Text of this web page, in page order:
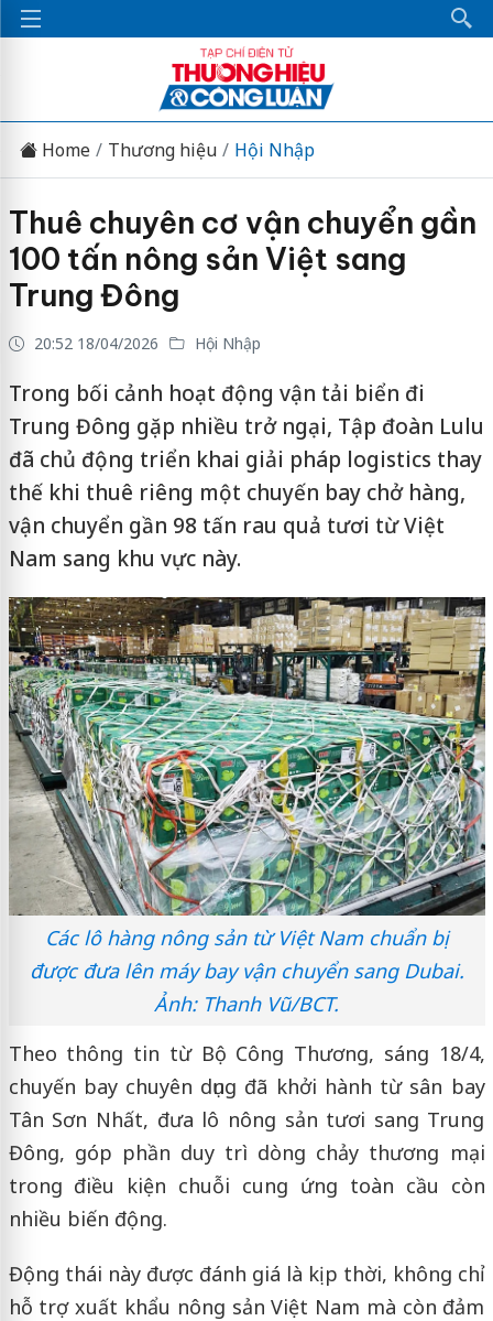
Home Thương hiệu Hội Nhập
Thuê chuyên cơ vận chuyển gần
100 tấn nông sản Việt sang
Trung Đông
20:52 18/04/2026 Hội Nhập
Trong bối cảnh hoạt động vận tải biển đi
Trung Đông gặp nhiều trở ngại, Tập đoàn Lulu
đã chủ động triển khai giải pháp logistics thay
thế khi thuê riêng một chuyến bay chở hàng,
vận chuyển gần 98 tấn rau quả tươi từ Việt
Nam sang khu vực này.
Các lô hàng nông sản từ Việt Nam chuẩn bị
được đưa lên máy bay vận chuyển sang Dubai.
Ảnh: Thanh Vũ/BCT.
Theo thông tin từ Bộ Công Thương, sáng 18/4,
chuyến bay chuyên dụng đã khởi hành từ sân bay
Tân Sơn Nhất, đưa lô nông sản tươi sang Trung
Đông, góp phần duy trì dòng chảy thương mại
trong điều kiện chuỗi cung ứng toàn cầu còn
nhiều biến động.
Động thái này được đánh giá là kịp thời, không chỉ
hỗ trợ xuất khẩu nông sản Việt Nam mà còn đảm